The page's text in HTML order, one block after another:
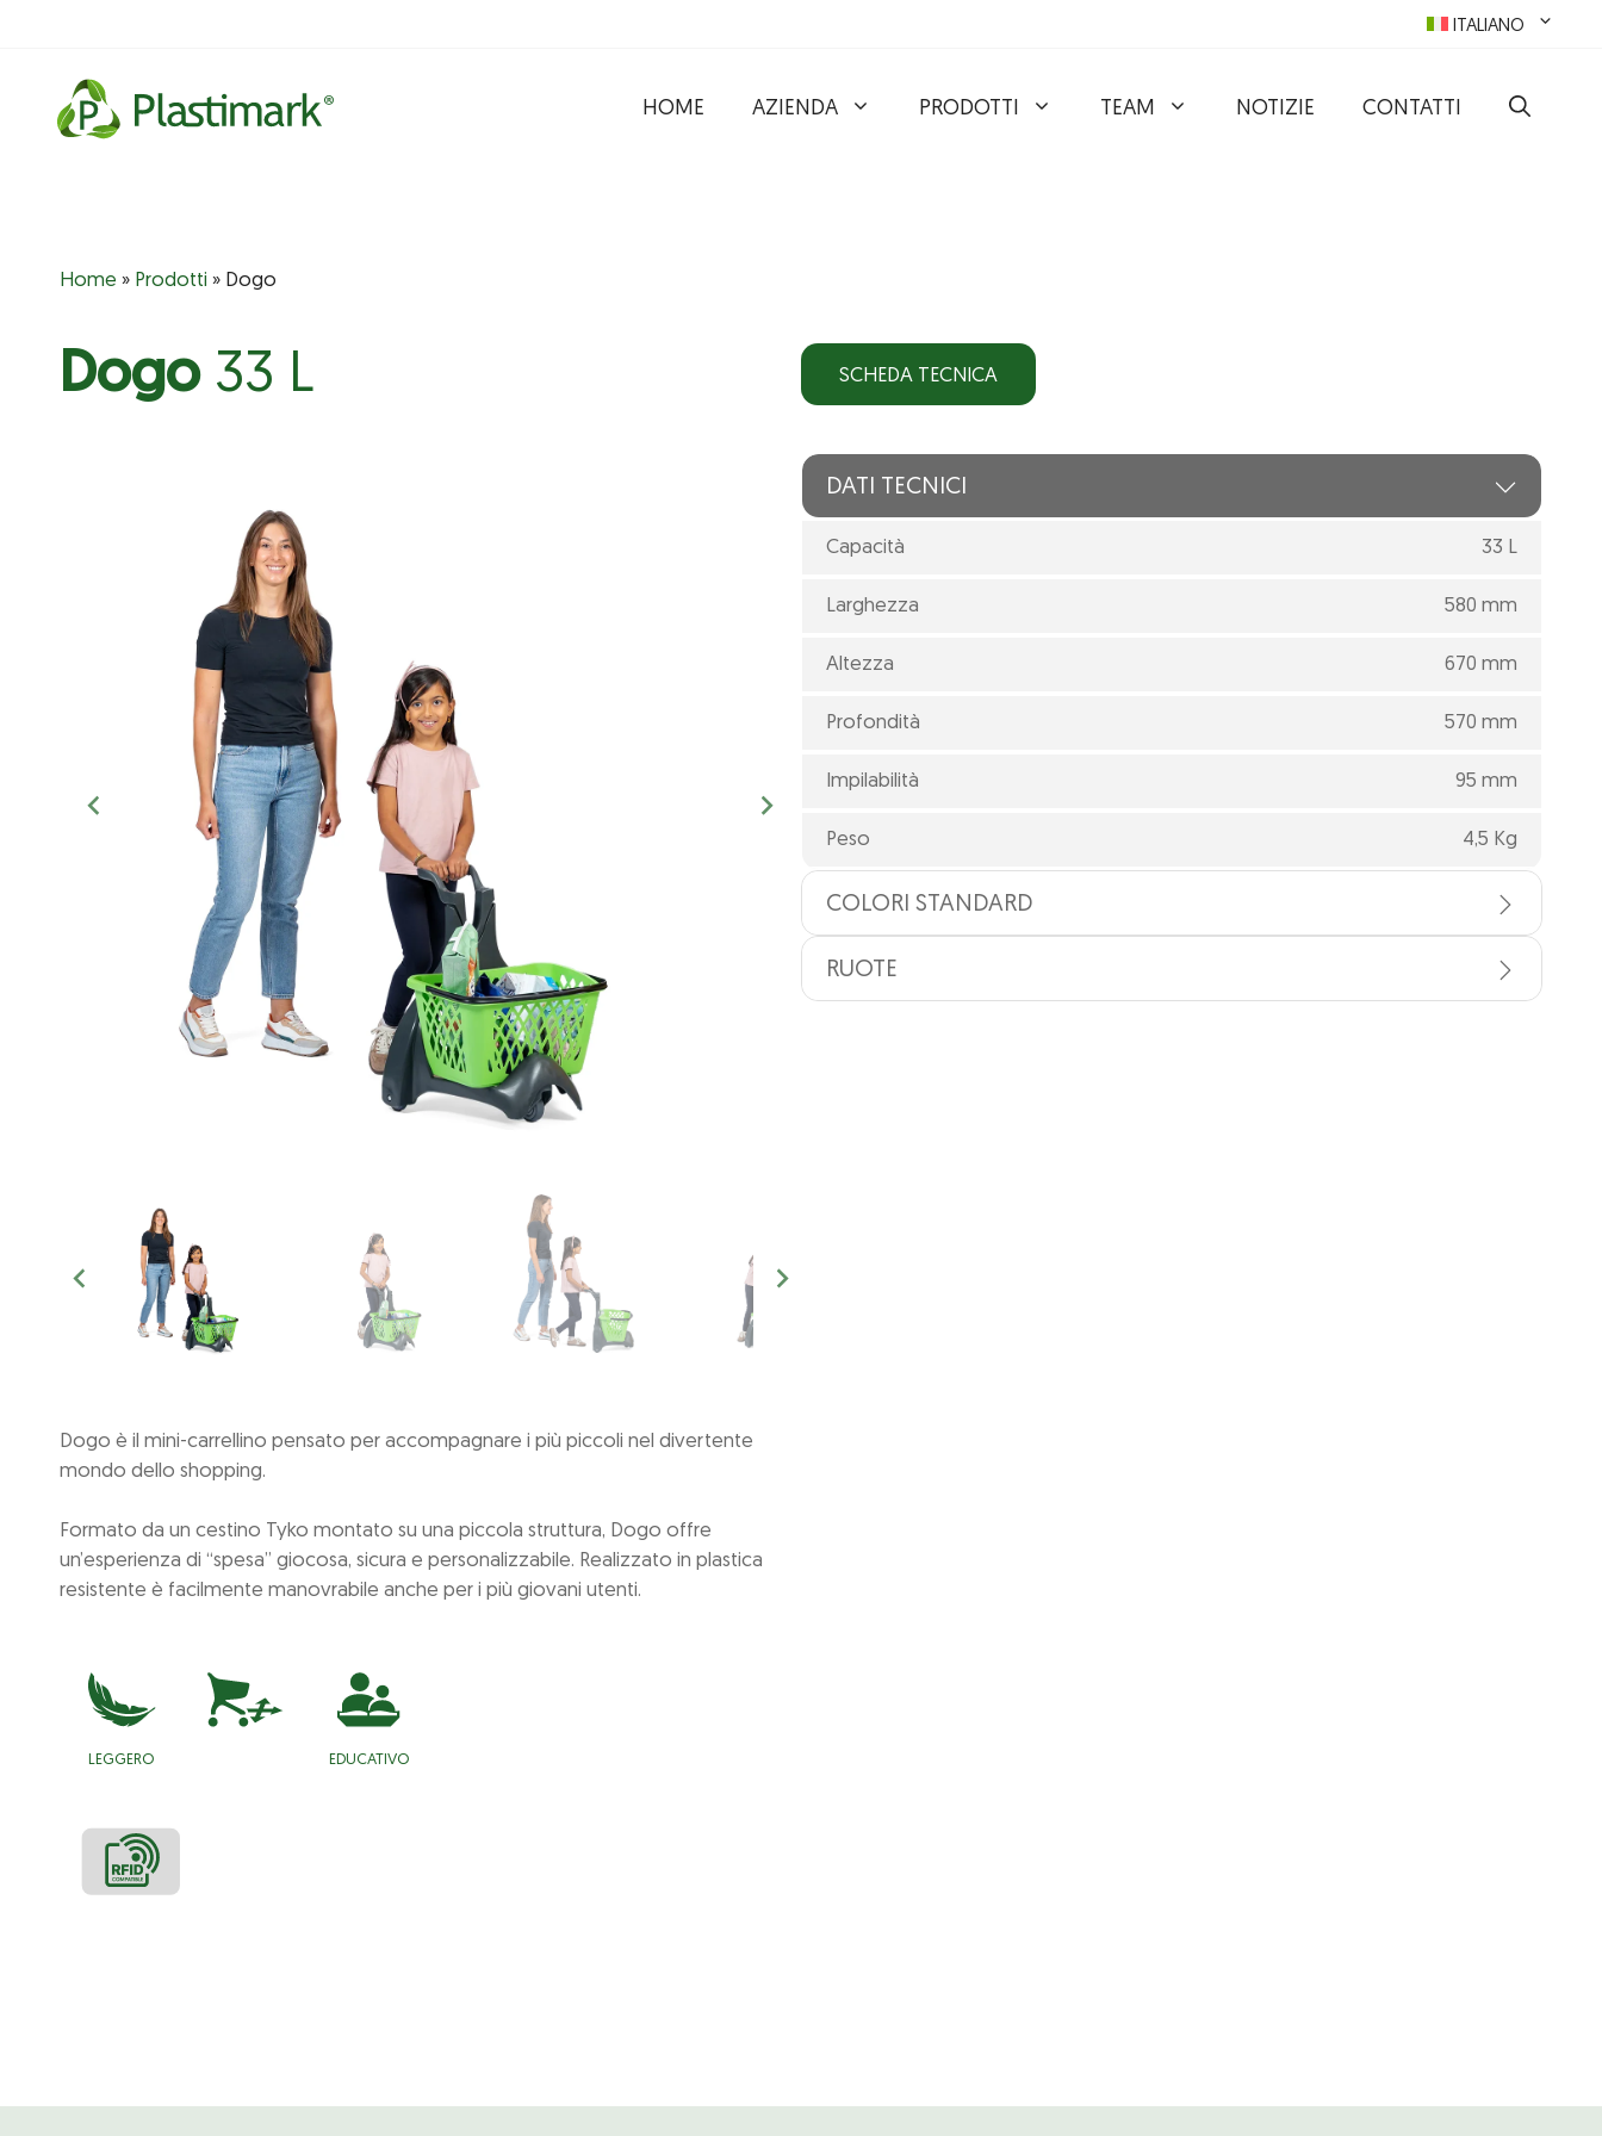
ITALIANO
HOME AZIENDA PRODOTTI TEAM NOTIZIE CONTATTI
Home » Prodotti » Dogo
Dogo 33 L
Dogo è il mini-carrellino pensato per accompagnare i più piccoli nel divertente
mondo dello shopping.
Formato da un cestino Tyko montato su una piccola struttura, Dogo offre
un’esperienza di “spesa” giocosa, sicura e personalizzabile. Realizzato in plastica
resistente è facilmente manovrabile anche per i più giovani utenti.
LEGGERO EDUCATIVO
SCHEDA TECNICA
DATI TECNICI
Capacità 33 L
Larghezza 580 mm
Altezza 670 mm
Profondità 570 mm
Impilabilità 95 mm
Peso 4,5 Kg
COLORI STANDARD
RUOTE